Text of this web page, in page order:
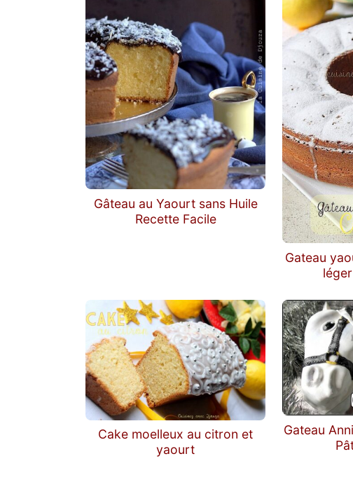
Gâteau au Yaourt sans Huile
Recette Facile
Gateau
Cake moelleux au citron et
yaourt
Gateau